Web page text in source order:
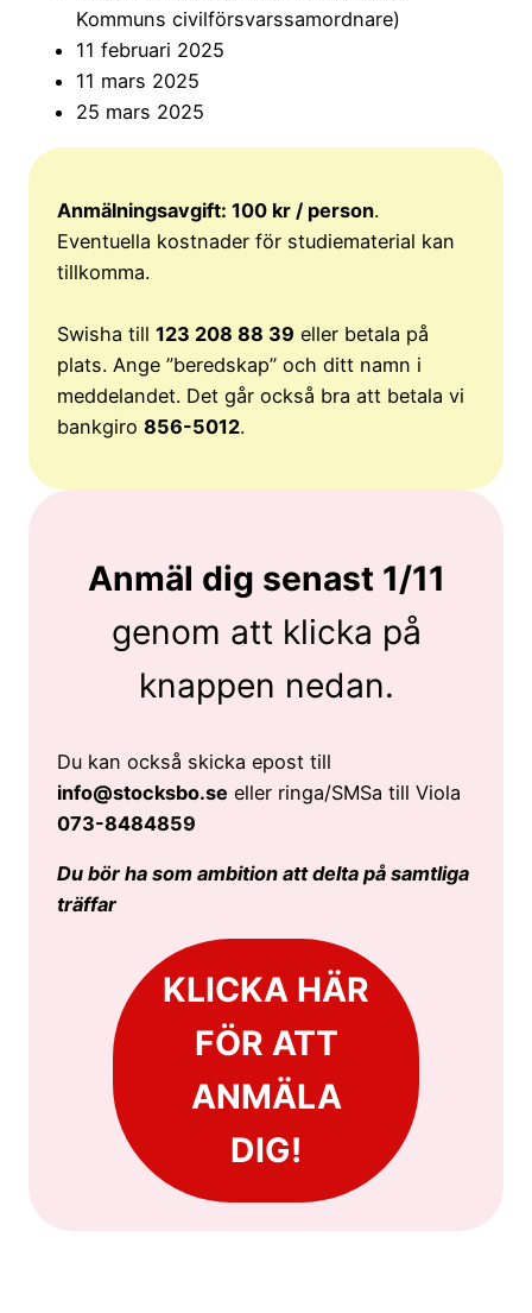
Kommuns civilförsvarssamordnare)
11 februari 2025
11 mars 2025
25 mars 2025
Anmälningsavgift: 100 kr / person.
Eventuella kostnader för studiematerial kan
tillkomma.
Swisha till 123 208 88 39 eller betala på
plats. Ange ”beredskap” och ditt namn i
meddelandet. Det går också bra att betala vi
bankgiro 856-5012.
Anmäl dig senast 1/11
genom att klicka på
knappen nedan.
Du kan också skicka epost till
info@stocksbo.se eller ringa/SMSa till Viola
073-8484859
Du bör ha som ambition att delta på samtliga
träffar
KLICKA HÄR
FÖR ATT
ANMÄLA
DIG!